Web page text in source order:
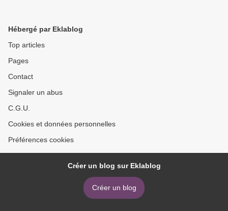
Hébergé par Eklablog
Top articles
Pages
Contact
Signaler un abus
C.G.U.
Cookies et données personnelles
Préférences cookies
Créer un blog sur Eklablog
Créer un blog